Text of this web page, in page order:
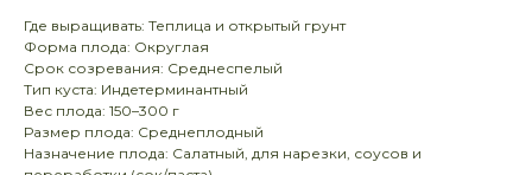
Где выращивать: Теплица и открытый грунт
Форма плода: Округлая
Срок созревания: Среднеспелый
Тип куста: Индетерминантный
Вес плода: 150–300 г
Размер плода: Среднеплодный
Назначение плода: Салатный, для нарезки, соусов и